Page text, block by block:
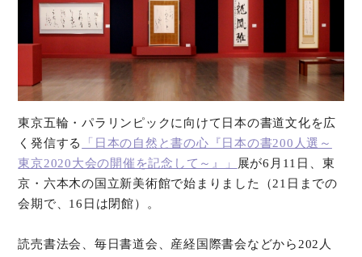
東京五輪・パラリンピックに向けて日本の書道文化を広
く発信する
「日本の自然と書の心『日本の書200人選～
東京2020大会の開催を記念して～』」 展が6月11日、東
京・六本木の国立新美術館で始まりました（21日までの
会期で、16日は閉館）。
読売書法会、毎日書道会、産経国際書会などから202人